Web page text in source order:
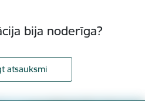
bija noderīga?
atsauksmi